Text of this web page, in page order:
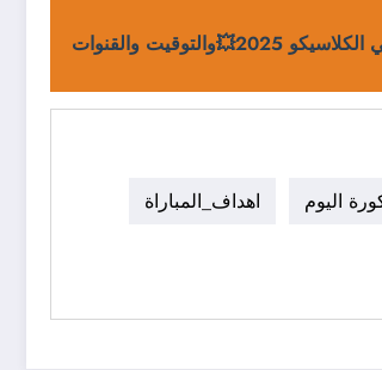
والقنوات
اليوم اهداف_المباراة